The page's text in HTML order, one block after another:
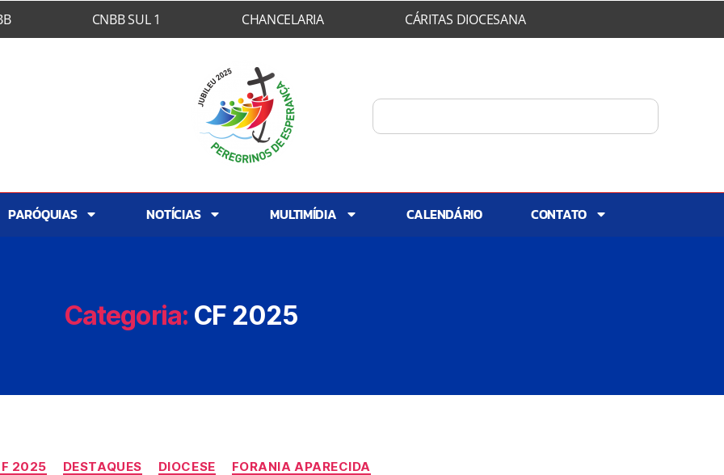
CNBB SUL 1 CHANCELARIA CÁRITAS DIOCESANA
PARÓQUIAS NOTÍCIAS MULTIMÍDIA CALENDÁRIO CONTATO
Categoria: CF 2025
2025 DESTAQUES DIOCESE FORANIA APARECIDA